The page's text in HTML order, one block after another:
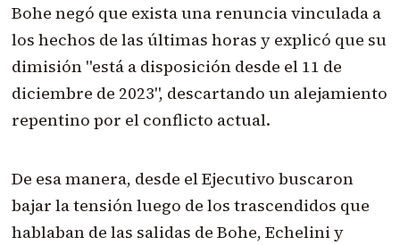
Bohe negó que exista una renuncia vinculada a
los hechos de las últimas horas y explicó que su
dimisión "está a disposición desde el 11 de
diciembre de 2023", descartando un alejamiento
repentino por el conflicto actual.
De esa manera, desde el Ejecutivo buscaron
bajar la tensión luego de los trascendidos que
hablaban de las salidas de Bohe, Echelini y